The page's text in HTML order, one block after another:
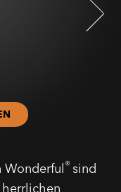
Wonderful® sind